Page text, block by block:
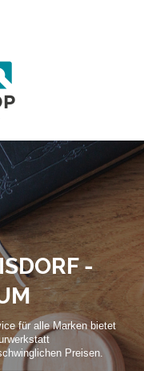
-
für alle Marken bietet
Preisen.